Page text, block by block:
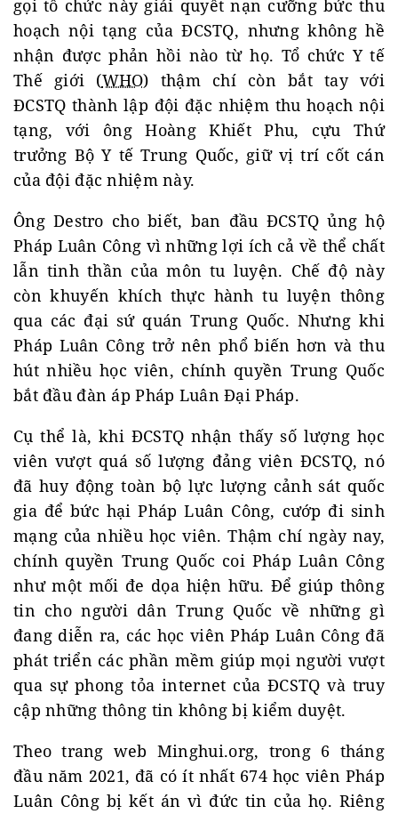
gọi tổ chức này giải quyết nạn cưỡng bức thu
hoạch nội tạng của ĐCSTQ, nhưng không hề
nhận được phản hồi nào từ họ. Tổ chức Y tế
Thế giới (WHO) thậm chí còn bắt tay với
ĐCSTQ thành lập đội đặc nhiệm thu hoạch nội
tạng, với ông Hoàng Khiết Phu, cựu Thứ
trưởng Bộ Y tế Trung Quốc, giữ vị trí cốt cán
của đội đặc nhiệm này.
Ông Destro cho biết, ban đầu ĐCSTQ ủng hộ
Pháp Luân Công vì những lợi ích cả về thể chất
lẫn tinh thần của môn tu luyện. Chế độ này
còn khuyến khích thực hành tu luyện thông
qua các đại sứ quán Trung Quốc. Nhưng khi
Pháp Luân Công trở nên phổ biến hơn và thu
hút nhiều học viên, chính quyền Trung Quốc
bắt đầu đàn áp Pháp Luân Đại Pháp.
Cụ thể là, khi ĐCSTQ nhận thấy số lượng học
viên vượt quá số lượng đảng viên ĐCSTQ, nó
đã huy động toàn bộ lực lượng cảnh sát quốc
gia để bức hại Pháp Luân Công, cướp đi sinh
mạng của nhiều học viên. Thậm chí ngày nay,
chính quyền Trung Quốc coi Pháp Luân Công
như một mối đe dọa hiện hữu. Để giúp thông
tin cho người dân Trung Quốc về những gì
đang diễn ra, các học viên Pháp Luân Công đã
phát triển các phần mềm giúp mọi người vượt
qua sự phong tỏa internet của ĐCSTQ và truy
cập những thông tin không bị kiểm duyệt.
Theo trang web Minghui.org, trong 6 tháng
đầu năm 2021, đã có ít nhất 674 học viên Pháp
Luân Công bị kết án vì đức tin của họ. Riêng